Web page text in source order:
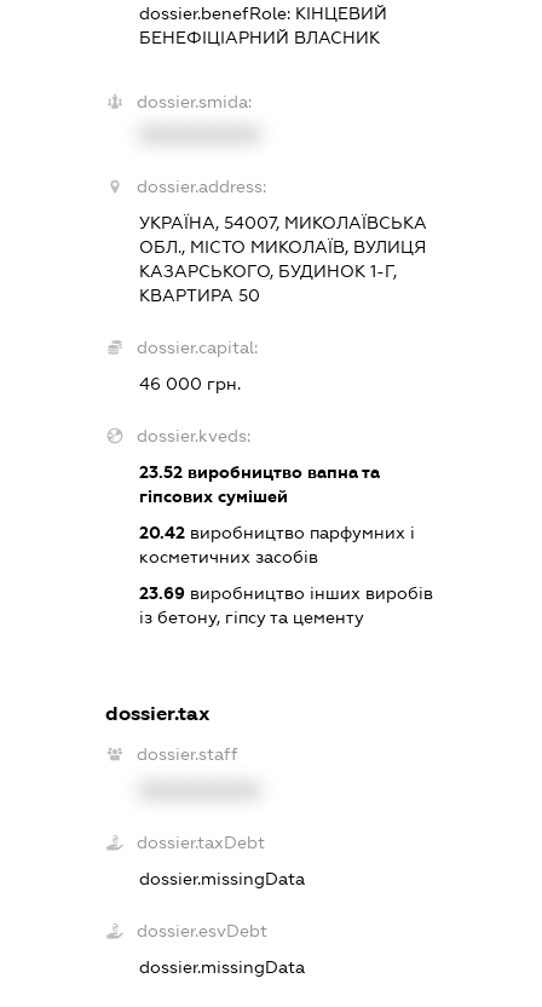
dossier.benefRole: КІНЦЕВИЙ
БЕНЕФІЦІАРНИЙ ВЛАСНИК
dossier.smida:
dossier.address:
УКРАЇНА, 54007, МИКОЛАЇВСЬКА
ОБЛ., МІСТО МИКОЛАЇВ, ВУЛИЦЯ
КАЗАРСЬКОГО, БУДИНОК 1-Г,
КВАРТИРА 50
dossier.capital:
46 000 грн.
dossier.kveds:
23.52виробництво вапна та
гіпсових сумішей
20.42виробництво парфумних і
косметичних засобів
23.69виробництво інших виробів
із бетону, гіпсу та цементу
dossier.tax
dossier.staff
dossier.taxDebt
dossier.missingData
dossier.esvDebt
dossier.missingData